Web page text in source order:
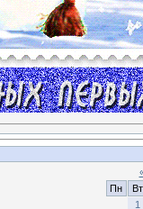
Пн
Вт
1